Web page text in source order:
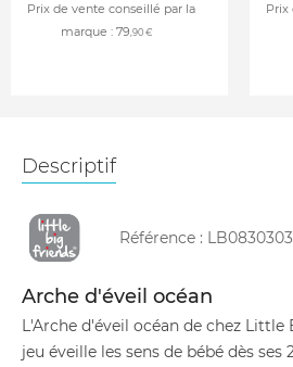
Prix de vente conseillé par la
marque : 79,90 €
Prix
Descriptif
Référence :
Arche d'éveil océan
L'Arche d'éveil océan de chez Little
jeu éveille les sens de bébé dès ses